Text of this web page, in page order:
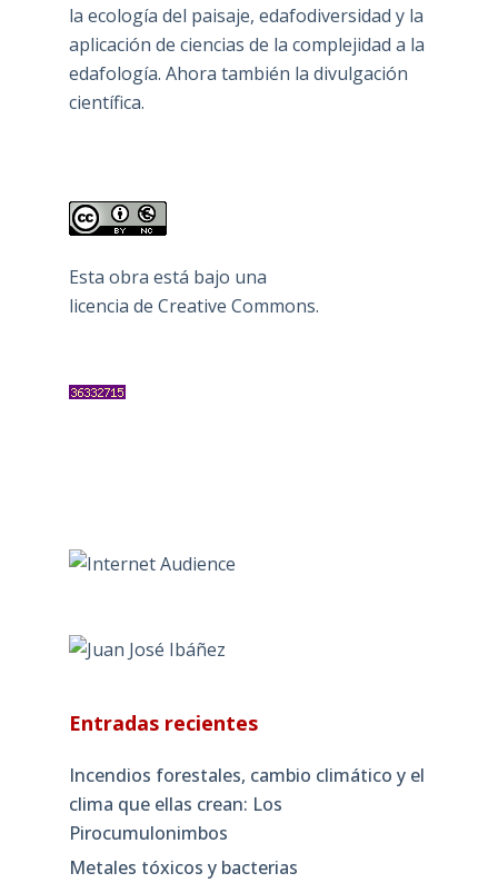
la ecología del paisaje, edafodiversidad y la
aplicación de ciencias de la complejidad a la
edafología. Ahora también la divulgación
científica.
Esta obra está bajo una
licencia de Creative Commons.
Entradas recientes
Incendios forestales, cambio climático y el
clima que ellas crean: Los
Pirocumulonimbos
Metales tóxicos y bacterias